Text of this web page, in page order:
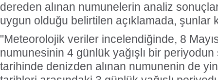
dereden alınan numunelerin analiz
uygun olduğu belirtilen açıklamada, şunlar
"Meteorolojik veriler incelendiğinde, 8
numunesinin 4 günlük yağışlı bir
tarihinde denizden alınan numunenin de